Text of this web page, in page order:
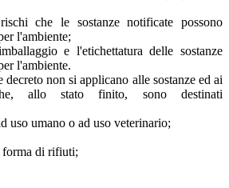
che le sostanze notificate possono
l'ambiente;
e l'etichettatura delle sostanze
l'ambiente.
decreto non si applicano alle sostanze ed ai
allo stato finito, sono destinati
uso umano o ad uso veterinario;
forma di rifiuti;